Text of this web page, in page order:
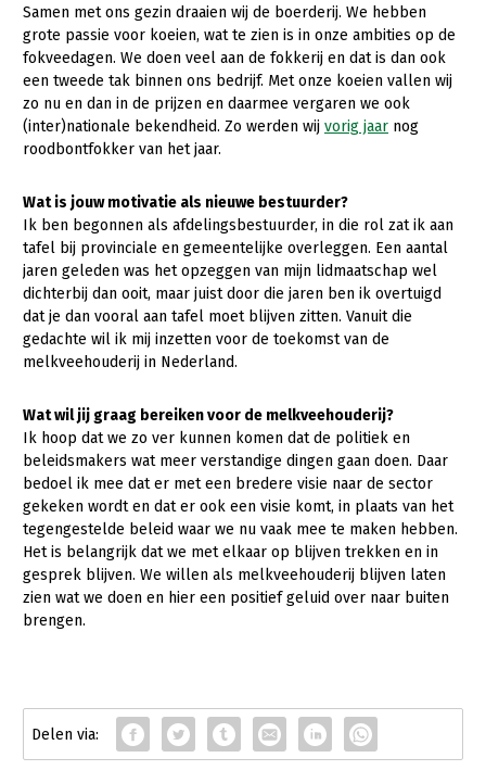
Platteland en omgeving
Mens, ondernemerschap en onderwijs
Internationaal
Sectoren
Biologische Landbouw
Geitenhouderij
Kalverhouderij
Konijnenhouderij
Paardenhouderij
Pluimveehouderij
Schapenhouderij
Varkenshouderij
Vleesveehouderij
Plant
Akkerbouw
Biologische Landbouw
Bollenteelt
Fruitteelt
Glastuinbouw
Paddenstoelen
Vollegrondsgroente
Multifunctionele landbouw
Multifunctioneel
Vrouw en Bedrijf
Onderwerpen
Nieuws
Webinars
Over LTO
LTO Nederland
Mensen
Contact
Samen met ons gezin draaien wij de boerderij. We hebben
grote passie voor koeien, wat te zien is in onze ambities op de
fokveedagen. We doen veel aan de fokkerij en dat is dan ook
een tweede tak binnen ons bedrijf. Met onze koeien vallen wij
zo nu en dan in de prijzen en daarmee vergaren we ook
(inter)nationale bekendheid. Zo werden wij vorig jaar nog
roodbontfokker van het jaar.
Wat is jouw motivatie als nieuwe bestuurder?
Ik ben begonnen als afdelingsbestuurder, in die rol zat ik aan
tafel bij provinciale en gemeentelijke overleggen. Een aantal
jaren geleden was het opzeggen van mijn lidmaatschap wel
dichterbij dan ooit, maar juist door die jaren ben ik overtuigd
dat je dan vooral aan tafel moet blijven zitten. Vanuit die
gedachte wil ik mij inzetten voor de toekomst van de
melkveehouderij in Nederland.
Wat wil jij graag bereiken voor de melkveehouderij?
Ik hoop dat we zo ver kunnen komen dat de politiek en
beleidsmakers wat meer verstandige dingen gaan doen. Daar
bedoel ik mee dat er met een bredere visie naar de sector
gekeken wordt en dat er ook een visie komt, in plaats van het
tegengestelde beleid waar we nu vaak mee te maken hebben.
Het is belangrijk dat we met elkaar op blijven trekken en in
gesprek blijven. We willen als melkveehouderij blijven laten
zien wat we doen en hier een positief geluid over naar buiten
brengen.